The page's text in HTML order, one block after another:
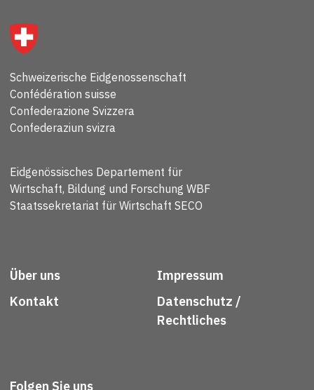
Schweizerische Eidgenossenschaft
Confédération suisse
Confederazione Svizzera
Confederaziun svizra
Eidgenössisches Departement für
Wirtschaft, Bildung und Forschung WBF
Staatssekretariat für Wirtschaft SECO
Über uns
Kontakt
Impressum
Datenschutz /
Rechtliches
Folgen Sie uns